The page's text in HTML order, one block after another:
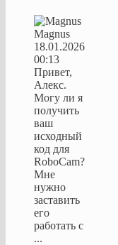
Magnus
18.01.2026
00:13
Привет,
Алекс.
Могу ли я
получить
ваш
исходный
код для
RoboCam?
Мне
нужно
заставить
его
работать с
...